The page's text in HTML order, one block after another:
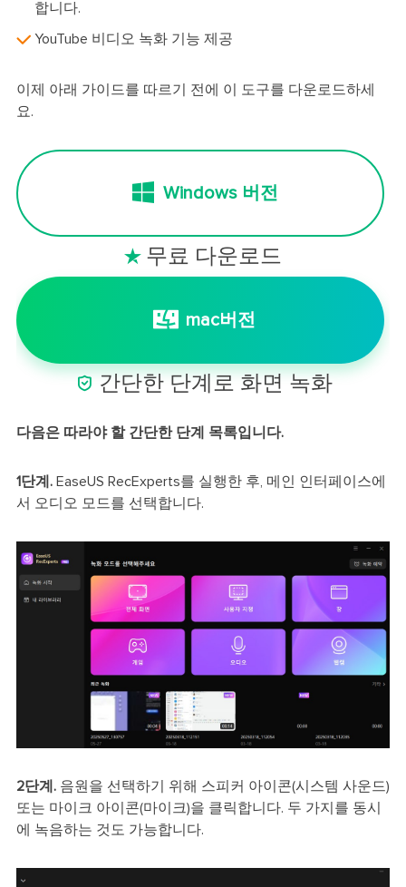
합니다.
YouTube 비디오 녹화 기능 제공
이제 아래 가이드를 따르기 전에 이 도구를 다운로드하세
요.
Windows 버전
 무료 다운로드
mac버전
 간단한 단계로 화면 녹화
다음은 따라야 할 간단한 단계 목록입니다.
1단계. EaseUS RecExperts를 실행한 후, 메인 인터페이스에
서 오디오 모드를 선택합니다.
2단계. 음원을 선택하기 위해 스피커 아이콘(시스템 사운드)
또는 마이크 아이콘(마이크)을 클릭합니다. 두 가지를 동시
에 녹음하는 것도 가능합니다.